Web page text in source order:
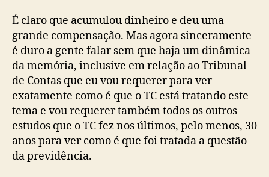
É claro que acumulou dinheiro e deu uma
grande compensação. Mas agora sinceramente
é duro a gente falar sem que haja um dinâmica
da memória, inclusive em relação ao Tribunal
de Contas que eu vou requerer para ver
exatamente como é que o TC está tratando este
tema e vou requerer também todos os outros
estudos que o TC fez nos últimos, pelo menos, 30
anos para ver como é que foi tratada a questão
da previdência.